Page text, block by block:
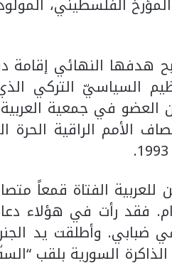
النهائي إقامة
السياسيّ التركي
العضو في جمعية
الأمم الراقية الحرة
الفتاة قمعاً
فقد رأت في هؤلاء
ضبابي. وأطلقت يد
السورية بلقب